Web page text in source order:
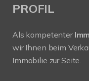
PROFIL
Als kompetenter
wir Ihnen beim
Immobilie zur Seite.